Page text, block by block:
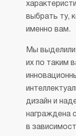
выбрать ту,
именно вам.
Мы выделили
их по таким
дизайн и
награждена
в